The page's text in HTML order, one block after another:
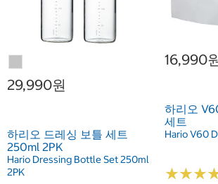
29,990원
하리오 드레싱 보틀 세트
250ml 2PK
Hario Dressing Bottle Set 250ml
2PK
16,990
하리오
세트
Hario V60
★★★
★★★